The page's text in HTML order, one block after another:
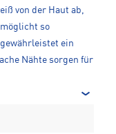
von der Haut ab,
so
ein
Nähte sorgen für